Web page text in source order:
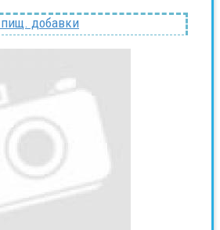
добавки